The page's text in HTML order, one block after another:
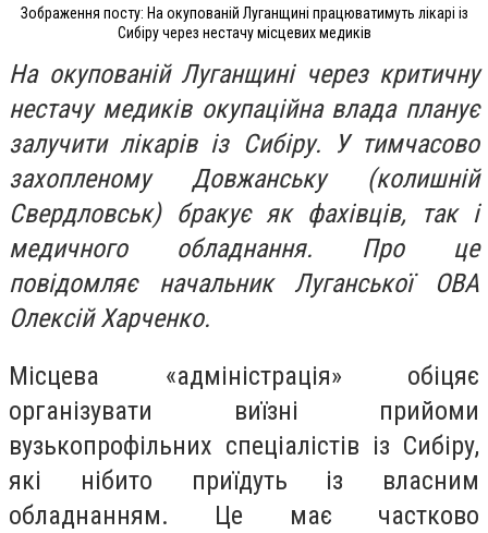
Зображення посту: На окупованій Луганщині працюватимуть лікарі із
Сибіру через нестачу місцевих медиків
На окупованій Луганщині через критичну
нестачу медиків окупаційна влада планує
залучити лікарів із Сибіру. У тимчасово
захопленому Довжанську (колишній
Свердловськ) бракує як фахівців, так і
медичного обладнання. Про це
повідомляє начальник Луганської ОВА
Олексій Харченко.
Місцева «адміністрація» обіцяє
організувати виїзні прийоми
вузькопрофільних спеціалістів із Сибіру,
які нібито приїдуть із власним
обладнанням. Це має частково